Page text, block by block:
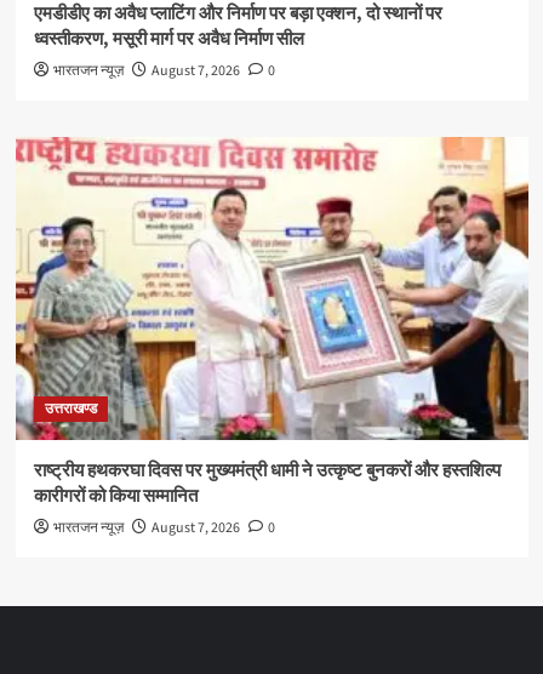
एमडीडीए का अवैध प्लाटिंग और निर्माण पर बड़ा एक्शन, दो स्थानों पर
ध्वस्तीकरण, मसूरी मार्ग पर अवैध निर्माण सील
भारतजन न्यूज़ August 7, 2026 0
उत्तराखण्ड
राष्ट्रीय हथकरघा दिवस पर मुख्यमंत्री धामी ने उत्कृष्ट बुनकरों और हस्तशिल्प
कारीगरों को किया सम्मानित
भारतजन न्यूज़ August 7, 2026 0